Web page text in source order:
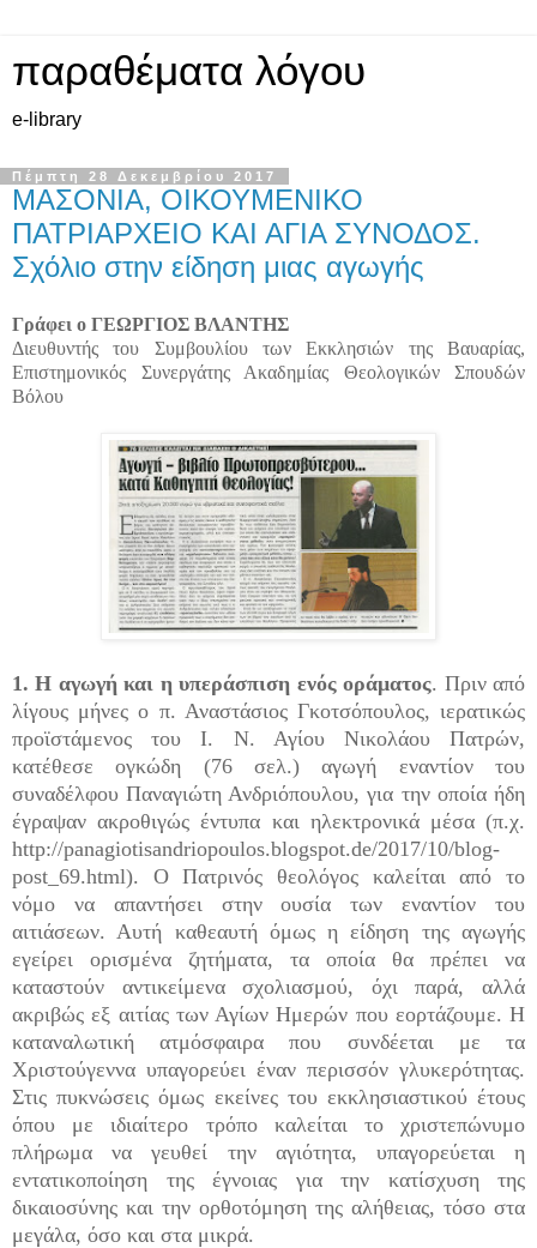
παραθέματα λόγου
e-library
Πέμπτη 28 Δεκεμβρίου 2017
ΜΑΣΟΝΙΑ, ΟΙΚΟΥΜΕΝΙΚΟ
ΠΑΤΡΙΑΡΧΕΙΟ ΚΑΙ ΑΓΙΑ ΣΥΝΟΔΟΣ.
Σχόλιο στην είδηση μιας αγωγής
Γράφει ο ΓΕΩΡΓΙΟΣ ΒΛΑΝΤΗΣ
Διευθυντής του Συμβουλίου των Εκκλησιών της Βαυαρίας,
Επιστημονικός Συνεργάτης Ακαδημίας Θεολογικών Σπουδών
Βόλου
1. Η αγωγή και η υπεράσπιση ενός οράματος. Πριν από
λίγους μήνες ο π. Αναστάσιος Γκοτσόπουλος, ιερατικώς
προϊστάμενος του Ι. Ν. Αγίου Νικολάου Πατρών,
κατέθεσε ογκώδη (76 σελ.) αγωγή εναντίον του
συναδέλφου Παναγιώτη Ανδριόπουλου, για την οποία ήδη
έγραψαν ακροθιγώς έντυπα και ηλεκτρονικά μέσα (π.χ.
http://panagiotisandriopoulos.blogspot.de/2017/10/blog-
post_69.html). Ο Πατρινός θεολόγος καλείται από το
νόμο να απαντήσει στην ουσία των εναντίον του
αιτιάσεων. Αυτή καθεαυτή όμως η είδηση της αγωγής
εγείρει ορισμένα ζητήματα, τα οποία θα πρέπει να
καταστούν αντικείμενα σχολιασμού, όχι παρά, αλλά
ακριβώς εξ αιτίας των Αγίων Ημερών που εορτάζουμε. Η
καταναλωτική ατμόσφαιρα που συνδέεται με τα
Χριστούγεννα υπαγορεύει έναν περισσόν γλυκερότητας.
Στις πυκνώσεις όμως εκείνες του εκκλησιαστικού έτους
όπου με ιδιαίτερο τρόπο καλείται το χριστεπώνυμο
πλήρωμα να γευθεί την αγιότητα, υπαγορεύεται η
εντατικοποίηση της έγνοιας για την κατίσχυση της
δικαιοσύνης και την ορθοτόμηση της αλήθειας, τόσο στα
μεγάλα, όσο και στα μικρά.